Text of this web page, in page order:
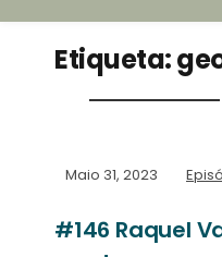
Etiqueta:
Maio 31, 2023
#146 Raquel